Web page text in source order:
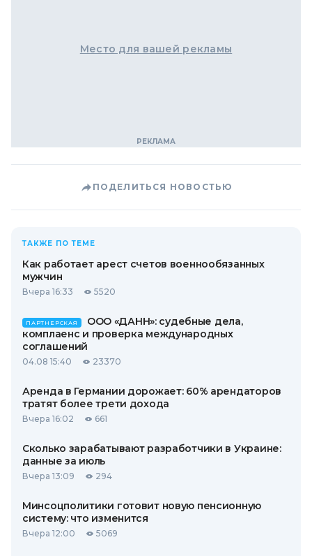
Место для вашей рекламы
ПОДЕЛИТЬСЯ НОВОСТЬЮ
ТАКЖЕ ПО ТЕМЕ
Как работает арест счетов военнообязанных
мужчин
Вчера 16:33 5520
ПАРТНЕРСКАЯ
ООО «ДАНН»: судебные дела,
комплаенс и проверка международных
соглашений
04.08 15:40 23370
Аренда в Германии дорожает: 60% арендаторов
тратят более трети дохода
Вчера 16:02 661
Сколько зарабатывают разработчики в Украине:
данные за июль
Вчера 13:09 294
Минсоцполитики готовит новую пенсионную
систему: что изменится
Вчера 12:00 5069